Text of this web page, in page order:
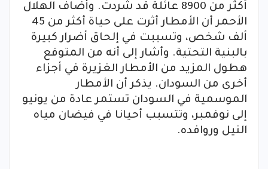
أكثر من 8900 عائلة قد شردت. وأضاف الهلال
الأحمر أن الأمطار أثرت على حياة أكثر من 45
ألف شخص، وتسببت في إلحاق أضرار كبيرة
بالبنية التحتية. وأشار إلى أنه من المتوقع
هطول المزيد من الأمطار الغزيرة في أجزاء
أخرى من السودان. يذكر أن الأمطار
الموسمية في السودان تستمر عادة من يونيو
إلى نوفمبر، وتتسبب أحيانا في فيضان مياه
النيل وروافده.